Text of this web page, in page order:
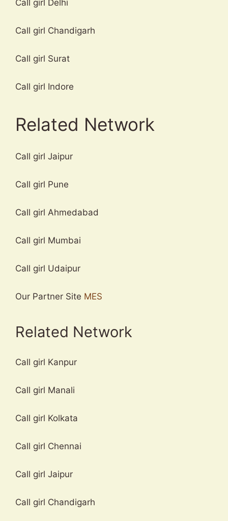
Call girl Delhi
Call girl Chandigarh
Call girl Surat
Call girl Indore
Related Network
Call girl Jaipur
Call girl Pune
Call girl Ahmedabad
Call girl Mumbai
Call girl Udaipur
Our Partner Site MES
Related Network
Call girl Kanpur
Call girl Manali
Call girl Kolkata
Call girl Chennai
Call girl Jaipur
Call girl Chandigarh